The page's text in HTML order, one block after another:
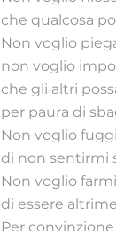
che qualcosa
Non voglio
non voglio
che gli altri
per paura di
Non voglio
di non sentirmi
Non voglio
di essere
Per